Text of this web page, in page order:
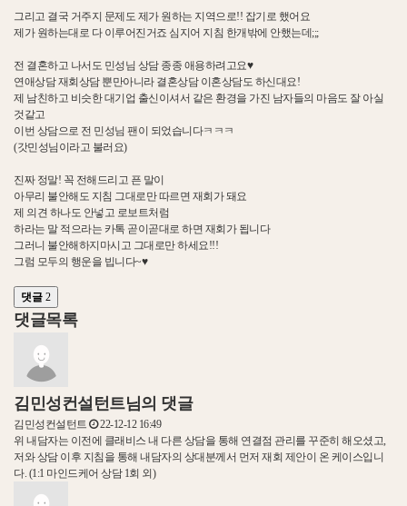
그리고 결국 거주지 문제도 제가 원하는 지역으로!! 잡기로 했어요
제가 원하는대로 다 이루어진거죠 심지어 지침 한개밖에 안했는데;;;
전 결혼하고 나서도 민성님 상담 종종 애용하려고요♥
연애상담 재회상담 뿐만아니라 결혼상담 이혼상담도 하신대요!
제 남친하고 비슷한 대기업 출신이셔서 같은 환경을 가진 남자들의 마음도 잘 아실
것같고
이번 상담으로 전 민성님 팬이 되었습니다ㅋㅋㅋ
(갓민성님이라고 불러요)
진짜 정말! 꼭 전해드리고 픈 말이
아무리 불안해도 지침 그대로만 따르면 재회가 돼요
제 의견 하나도 안넣고 로보트처럼
하라는 말 적으라는 카톡 곧이곧대로 하면 재회가 됩니다
그러니 불안해하지마시고 그대로만 하세요!!!
그럼 모두의 행운을 빕니다~♥
댓글 2
댓글목록
김민성컨설턴트님의 댓글
김민성컨설턴트
22-12-12 16:49
위 내담자는 이전에 클래비스 내 다른 상담을 통해 연결점 관리를 꾸준히 해오셨고,
저와 상담 이후 지침을 통해 내담자의 상대분께서 먼저 재회 제안이 온 케이스입니
다. (1:1 마인드케어 상담 1회 외)